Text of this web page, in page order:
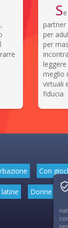
S
partner
per
per
meglio
virtuali
fiducia.
Con
Donne